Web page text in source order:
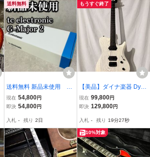
送料無料
送料無料 新品未使用 美
品 tc electronic G-Major 2
ギターマルチエフェクタ
現在 54,800円
即決 54,800円
入札 - 残り 2日
もうすぐ終了
【美品】ダイナ楽器 Dyna
MOTIVE Ⅱ 6弦 白 サンド
ブラスト アッシュ エボニ
六角レンチ付
現在 99,800円
即決 129,800円
入札 - 残り 19分26秒
10%対象